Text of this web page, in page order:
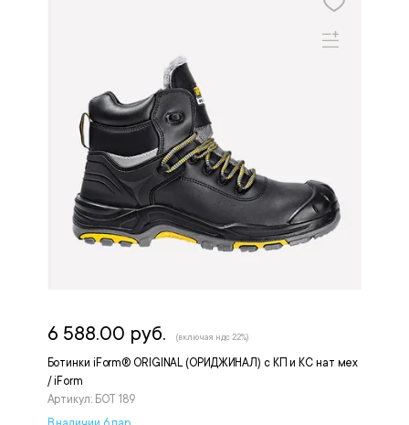
Ботинки iForm® ORIGINAL (ОРИДЖИНАЛ) с КП и КС нат мех
/ iForm
Артикул: БОТ 189
6 588.00 руб. (включая ндс 22%)